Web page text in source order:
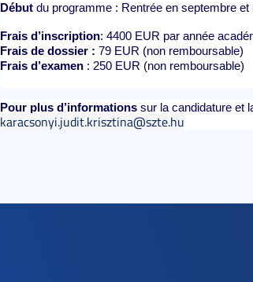
Début du programme : Rentrée en septembre et
Frais d’inscription: 4400 EUR par année
Frais de dossier : 79 EUR (non remboursable)
Frais d’examen : 250 EUR (non remboursable)
Pour plus d’informations sur la candidature et
karacsonyi.judit.krisztina@szte.hu